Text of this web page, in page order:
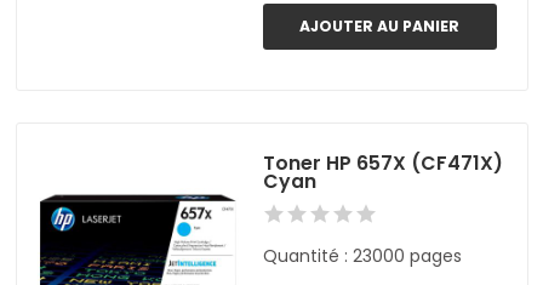
AJOUTER AU PANIER
Toner HP 657X (CF471X)
Cyan
Quantité : 23000 pages